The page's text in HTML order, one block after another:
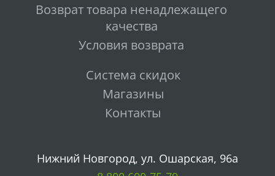
Возврат товара ненадлежащего
качества
Условия возврата
Система скидок
Магазины
Контакты
Нижний Новгород, ул. Ошарская, 96а